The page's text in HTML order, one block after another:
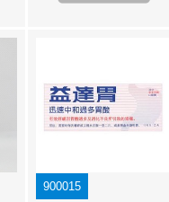
900015